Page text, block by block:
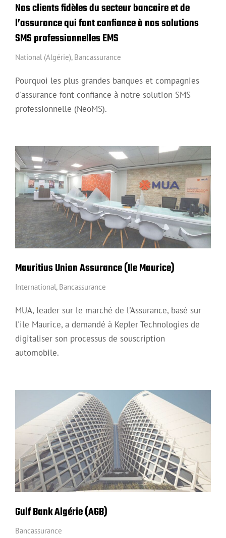
Nos clients fidèles du secteur bancaire et de
l’assurance qui font confiance à nos solutions
SMS professionnelles EMS
National (Algérie), Bancassurance
Pourquoi les plus grandes banques et compagnies
d'assurance font confiance à notre solution SMS
professionnelle (NeoMS).
Mauritius Union Assurance (Ile Maurice)
International, Bancassurance
MUA, leader sur le marché de l'Assurance, basé sur
l'ile Maurice, a demandé à Kepler Technologies de
digitaliser son processus de souscription
automobile.
Gulf Bank Algérie (AGB)
Bancassurance